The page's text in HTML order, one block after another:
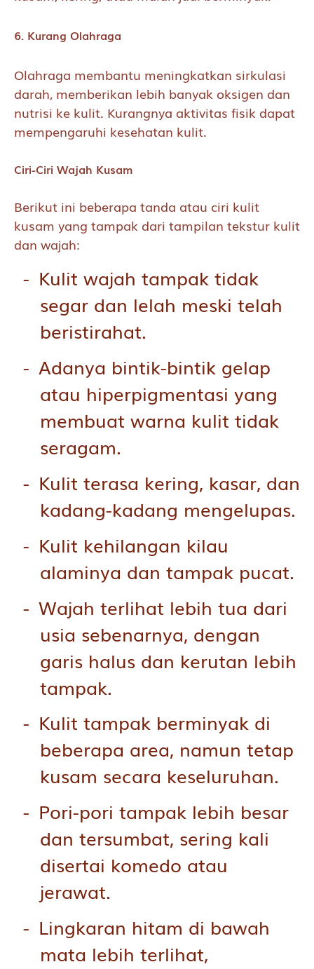
6. Kurang Olahraga
Olahraga membantu meningkatkan sirkulasi
darah, memberikan lebih banyak oksigen dan
nutrisi ke kulit. Kurangnya aktivitas fisik dapat
mempengaruhi kesehatan kulit.
Ciri-Ciri Wajah Kusam
Berikut ini beberapa tanda atau ciri kulit
kusam yang tampak dari tampilan tekstur kulit
dan wajah:
Kulit wajah tampak tidak
segar dan lelah meski telah
beristirahat.
Adanya bintik-bintik gelap
atau hiperpigmentasi yang
membuat warna kulit tidak
seragam.
Kulit terasa kering, kasar, dan
kadang-kadang mengelupas.
Kulit kehilangan kilau
alaminya dan tampak pucat.
Wajah terlihat lebih tua dari
usia sebenarnya, dengan
garis halus dan kerutan lebih
tampak.
Kulit tampak berminyak di
beberapa area, namun tetap
kusam secara keseluruhan.
Pori-pori tampak lebih besar
dan tersumbat, sering kali
disertai komedo atau
jerawat.
Lingkaran hitam di bawah
mata lebih terlihat,